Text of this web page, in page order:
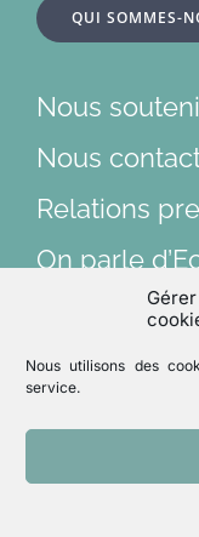
Nous utilisons des
service.
Articles
Archives
QUI SOMMES-
Nous
Nous
Relations
On parle
Nous suivre
Mentions
Politique de